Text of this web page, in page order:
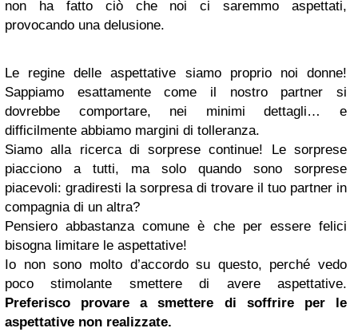
non ha fatto ciò che noi ci saremmo aspettati,
provocando una delusione.
Le regine delle aspettative siamo proprio noi donne!
Sappiamo esattamente come il nostro partner si
dovrebbe comportare, nei minimi dettagli… e
difficilmente abbiamo margini di tolleranza.
Siamo alla ricerca di sorprese continue! Le sorprese
piacciono a tutti, ma solo quando sono sorprese
piacevoli: gradiresti la sorpresa di trovare il tuo partner in
compagnia di un altra?
Pensiero abbastanza comune è che per essere felici
bisogna limitare le aspettative!
Io non sono molto d’accordo su questo, perché vedo
poco stimolante smettere di avere aspettative.
Preferisco provare a smettere di soffrire per le
aspettative non realizzate.